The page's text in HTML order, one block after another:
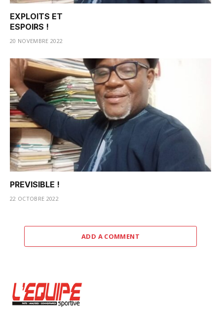
EXPLOITS ET
ESPOIRS !
20 NOVEMBRE 2022
PREVISIBLE !
22 OCTOBRE 2022
ADD A COMMENT